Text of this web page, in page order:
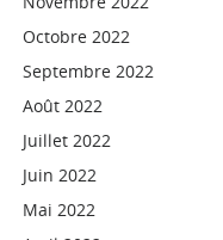
Octobre 2022
Septembre 2022
Août 2022
Juillet 2022
Juin 2022
Mai 2022